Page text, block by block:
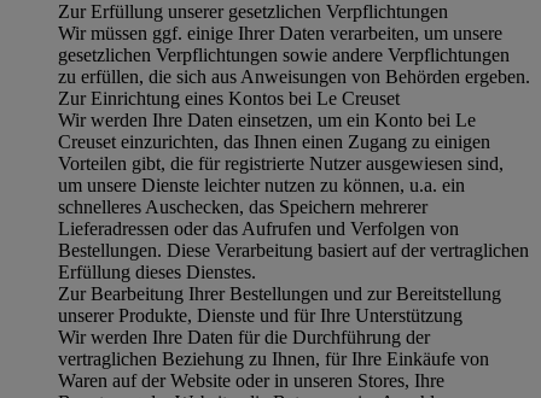
Zur Erfüllung unserer gesetzlichen Verpflichtungen
Wir müssen ggf. einige Ihrer Daten verarbeiten, um unsere
gesetzlichen Verpflichtungen sowie andere Verpflichtungen
zu erfüllen, die sich aus Anweisungen von Behörden ergeben.
Zur Einrichtung eines Kontos bei Le Creuset
Wir werden Ihre Daten einsetzen, um ein Konto bei Le
Creuset einzurichten, das Ihnen einen Zugang zu einigen
Vorteilen gibt, die für registrierte Nutzer ausgewiesen sind,
um unsere Dienste leichter nutzen zu können, u.a. ein
schnelleres Auschecken, das Speichern mehrerer
Lieferadressen oder das Aufrufen und Verfolgen von
Bestellungen. Diese Verarbeitung basiert auf der vertraglichen
Erfüllung dieses Dienstes.
Zur Bearbeitung Ihrer Bestellungen und zur Bereitstellung
unserer Produkte, Dienste und für Ihre Unterstützung
Wir werden Ihre Daten für die Durchführung der
vertraglichen Beziehung zu Ihnen, für Ihre Einkäufe von
Waren auf der Website oder in unseren Stores, Ihre